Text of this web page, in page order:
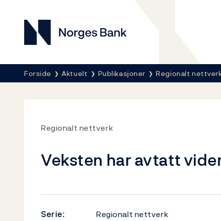
Norges Bank
Her er du nå:
Forside Aktuelt Publikasjoner Regionalt
Regionalt nettverk
Veksten har avtatt
Serie:
Regionalt nettverk